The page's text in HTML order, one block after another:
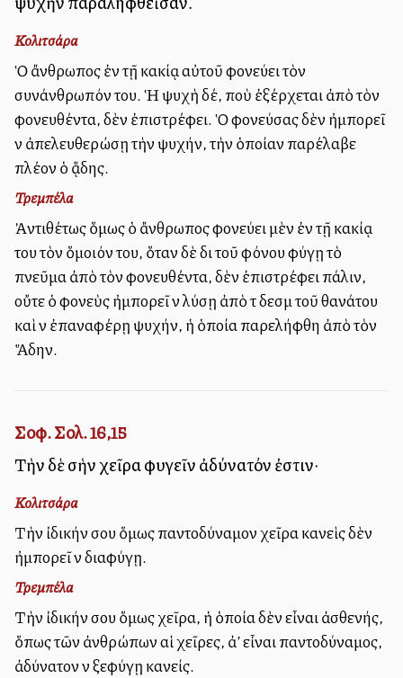
Κολιτσάρα
Ὁ ἄνθρωπος ἐν τῇ κακίᾳ αὐτοῦ φονεύει τὸν
συνάνθρωπόν του. Ἡ ψυχὴ δέ, ποὺ ἐξέρχεται ἀπὸ τὸν
φονευθέντα, δὲν ἐπιστρέφει. Ὁ φονεύσας δὲν ἠμπορεῖ
νὰ ἀπελευθερώσῃ τὴν ψυχήν, τὴν ὁποίαν παρέλαβε
πλέον ὁ ᾅδης.
Τρεμπέλα
Ἀντιθέτως ὅμως ὁ ἄνθρωπος φονεύει μὲν ἐν τῇ κακίᾳ
του τὸν ὅμοιόν του, ὅταν δὲ διὰ τοῦ φόνου φύγῃ τὸ
πνεῦμα ἀπὸ τὸν φονευθέντα, δὲν ἐπιστρέφει πάλιν,
οὔτε ὁ φονεὺς ἠμπορεῖ νὰ λύσῃ ἀπὸ τὰ δεσμὰ τοῦ θανάτου
καὶ νὰ ἐπαναφέρῃ ψυχήν, ἡ ὁποία παρελήφθη ἀπὸ τὸν
Ἅδην.
Σοφ. Σολ. 16,15
Τὴν δὲ σὴν χεῖρα φυγεῖν ἀδύνατόν ἐστιν·
Κολιτσάρα
Τὴν ἰδικήν σου ὅμως παντοδύναμον χεῖρα κανεὶς δὲν
ἠμπορεῖ νὰ διαφύγῃ.
Τρεμπέλα
Τὴν ἰδικήν σου ὅμως χεῖρα, ἡ ὁποία δὲν εἶναι ἀσθενής,
ὅπως τῶν ἀνθρώπων αἱ χεῖρες, ἀλλ’ εἶναι παντοδύναμος,
ἀδύνατον νὰ ξεφύγῃ κανείς.